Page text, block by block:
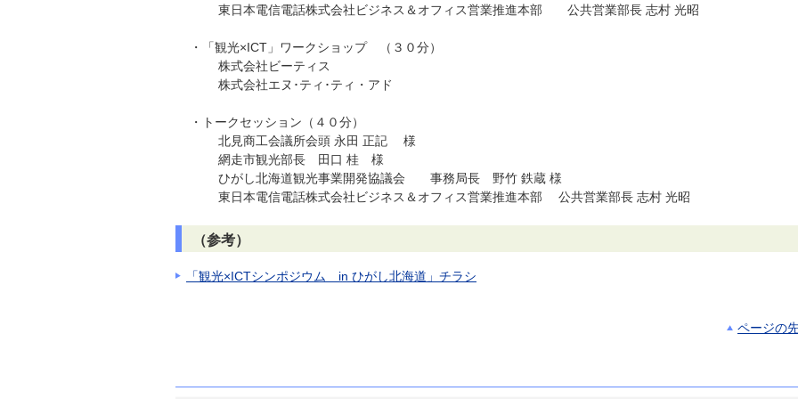
東日本電信電話株式会社ビジネス＆オフィス営業推進本部 公共営業部長 志村 光昭
・「観光×ICT」ワークショップ （３０分）
株式会社ビーティス
株式会社エヌ･ティ･ティ・アド
・トークセッション（４０分）
北見商工会議所会頭 永田 正記 様
網走市観光部長 田口 桂 様
ひがし北海道観光事業開発協議会 事務局長 野竹 鉄蔵 様
東日本電信電話株式会社ビジネス＆オフィス営業推進本部 公共営業部長 志村 光昭
（参考）
「観光×ICTシンポジウム in ひがし北海道」チラシ
ページの